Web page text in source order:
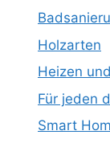
Holzarten
Heizen
Für jeden
Smart